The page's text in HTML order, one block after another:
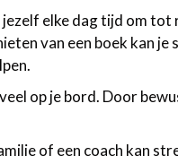
jezelf elke dag tijd om tot
van een boek kan
op je bord. Door
of een coach kan